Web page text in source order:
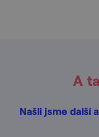
A
Našli jsme další